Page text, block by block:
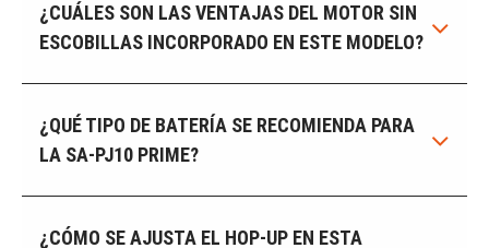
¿CUÁLES SON LAS VENTAJAS DEL MOTOR SIN
ESCOBILLAS INCORPORADO EN ESTE MODELO?
¿QUÉ TIPO DE BATERÍA SE RECOMIENDA PARA
LA SA-PJ10 PRIME?
¿CÓMO SE AJUSTA EL HOP-UP EN ESTA